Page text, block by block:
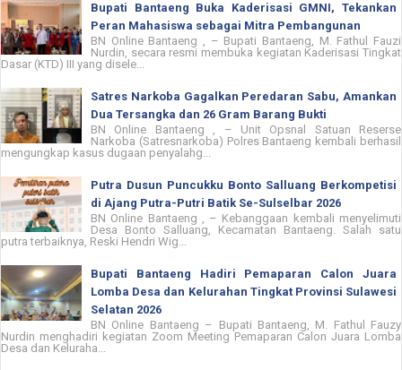
Bupati Bantaeng Buka Kaderisasi GMNI, Tekankan
Peran Mahasiswa sebagai Mitra Pembangunan
BN Online Bantaeng , – Bupati Bantaeng, M. Fathul Fauzi
Nurdin, secara resmi membuka kegiatan Kaderisasi Tingkat
Dasar (KTD) III yang disele...
Satres Narkoba Gagalkan Peredaran Sabu, Amankan
Dua Tersangka dan 26 Gram Barang Bukti
BN Online Bantaeng , – Unit Opsnal Satuan Reserse
Narkoba (Satresnarkoba) Polres Bantaeng kembali berhasil
mengungkap kasus dugaan penyalahg...
Putra Dusun Puncukku Bonto Salluang Berkompetisi
di Ajang Putra-Putri Batik Se-Sulselbar 2026
BN Online Bantaeng , – Kebanggaan kembali menyelimuti
Desa Bonto Salluang, Kecamatan Bantaeng. Salah satu
putra terbaiknya, Reski Hendri Wig...
Bupati Bantaeng Hadiri Pemaparan Calon Juara
Lomba Desa dan Kelurahan Tingkat Provinsi Sulawesi
Selatan 2026
BN Online Bantaeng – Bupati Bantaeng, M. Fathul Fauzy
Nurdin menghadiri kegiatan Zoom Meeting Pemaparan Calon Juara Lomba
Desa dan Keluraha...